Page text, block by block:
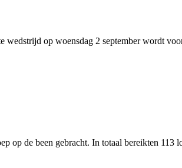
op woensdag 2 september wordt
op de been gebracht. In totaal bereikten 113